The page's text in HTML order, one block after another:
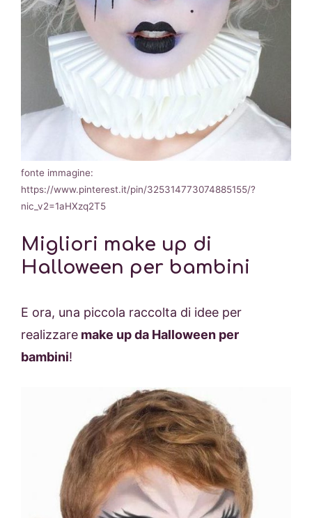
fonte immagine:
https://www.pinterest.it/pin/325314773074885155/?
nic_v2=1aHXzq2T5
Migliori make up di
Halloween per bambini
E ora, una piccola raccolta di idee per
realizzare make up da Halloween per
bambini!